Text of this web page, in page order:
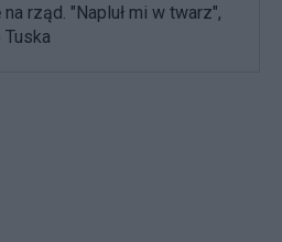
rząd. "Napluł mi w twarz",